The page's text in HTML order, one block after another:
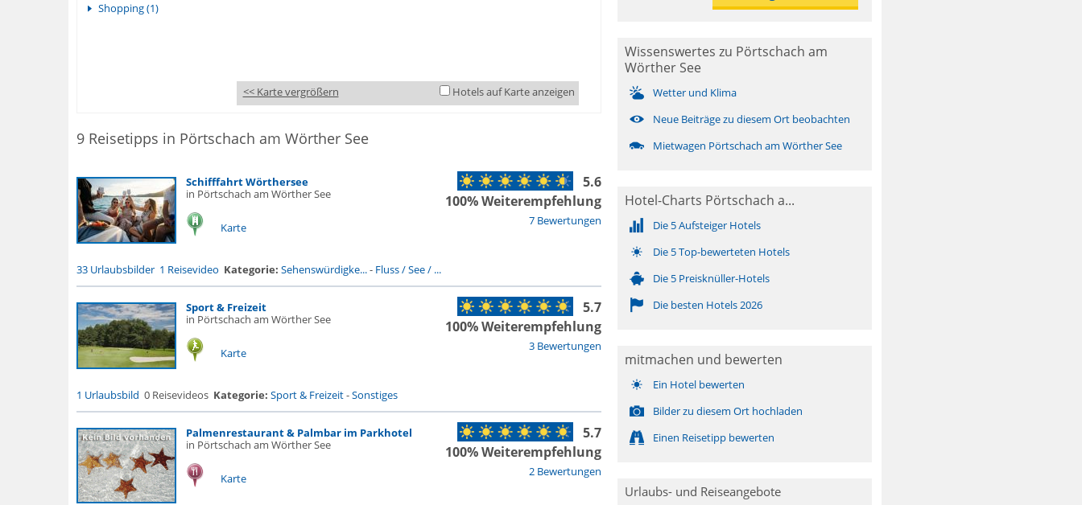
Shopping (1)
<< Karte vergrößern Hotels auf Karte anzeigen
9 Reisetipps in Pörtschach am Wörther See
Schifffahrt Wörthersee
in Pörtschach am Wörther See
Karte 7 Bewertungen
5.6
100% Weiterempfehlung
33 Urlaubsbilder 1 Reisevideo Kategorie: Sehenswürdigke...- Fluss / See / ...
Sport & Freizeit
in Pörtschach am Wörther See
Karte 3 Bewertungen
5.7
100% Weiterempfehlung
1 Urlaubsbild 0 Reisevideos Kategorie: Sport & Freizeit-Sonstiges
Palmenrestaurant & Palmbar im Parkhotel
in Pörtschach am Wörther See
Karte 2 Bewertungen
5.7
100% Weiterempfehlung
Wissenswertes zu Pörtschach am
Wörther See
Wetter und Klima
Neue Beiträge zu diesem Ort beobachten
Mietwagen Pörtschach am Wörther See
Hotel-Charts Pörtschach a...
Die 5 Aufsteiger Hotels
Die 5 Top-bewerteten Hotels
Die 5 Preisknüller-Hotels
Die besten Hotels 2026
mitmachen und bewerten
Ein Hotel bewerten
Bilder zu diesem Ort hochladen
Einen Reisetipp bewerten
Urlaubs- und Reiseangebote